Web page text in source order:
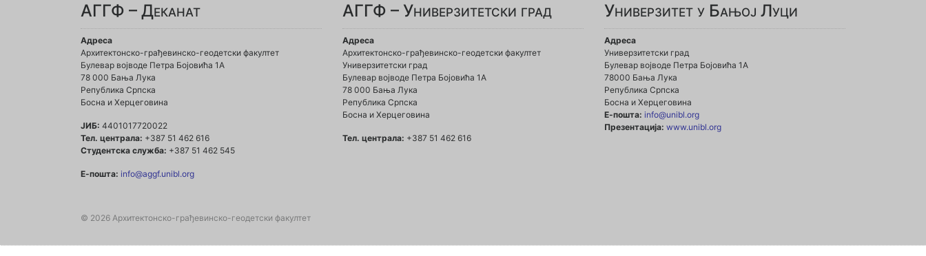
АГГФ – Деканат
Адреса
Архитектонско-грађевинско-геодетски факултет
Булевар војводе Петра Бојовића 1A
78 000 Бања Лука
Република Српска
Босна и Херцеговина
ЈИБ: 4401017720022
Тел. централа: +387 51 462 616
Студентска служба: +387 51 462 545
Е-пошта: info@aggf.unibl.org
АГГФ – Универзитетски град
Адреса
Архитектонско-грађевинско-геодетски факултет
Универзитетски град
Булевар војводе Петра Бојовића 1A
78 000 Бања Лука
Република Српска
Босна и Херцеговина
Тел. централа: +387 51 462 616
Универзитет у Бањој Луци
Адреса
Универзитетски град
Булевар војводе Петра Бојовића 1А
78000 Бања Лука
Република Српска
Босна и Херцеговина
Е-пошта: info@unibl.org
Презентација: www.unibl.org
© 2026 Архитектонско-грађевинско-геодетски факултет